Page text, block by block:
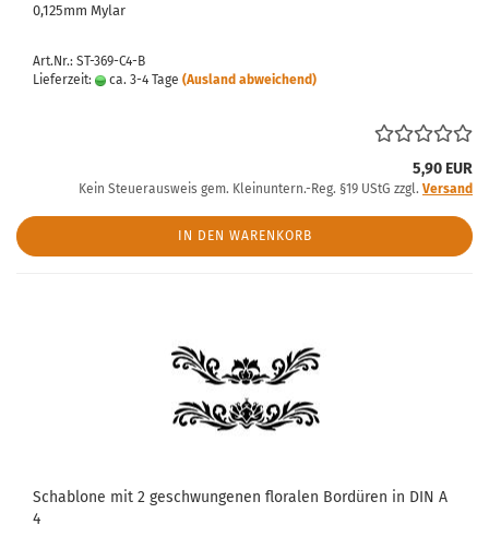
0,125mm Mylar
Art.Nr.: ST-369-C4-B
Lieferzeit:
ca. 3-4 Tage (Ausland abweichend)
5,90 EUR
Kein Steuerausweis gem. Kleinuntern.-Reg. §19 UStG zzgl. Versand
IN DEN WARENKORB
Schablone mit 2 geschwungenen floralen Bordüren in DIN A
4